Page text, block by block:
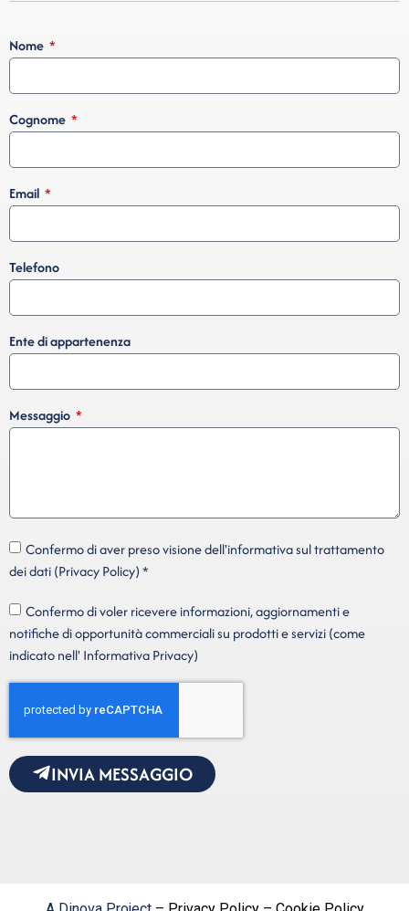
Nome
Cognome
Email
Telefono
Ente di appartenenza
Messaggio
Confermo di aver preso visione dell'informativa sul trattamento
dei dati (Privacy Policy) *
Confermo di voler ricevere informazioni, aggiornamenti e
notifiche di opportunità commerciali su prodotti e servizi (come
indicato nell' Informativa Privacy)
INVIA MESSAGGIO